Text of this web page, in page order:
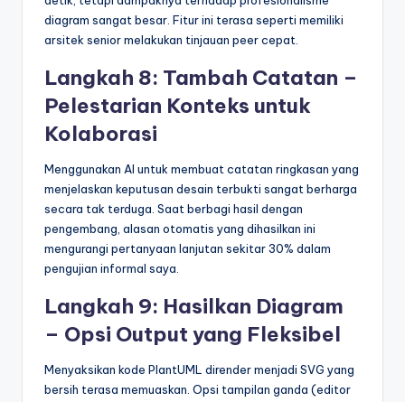
diagram sangat besar. Fitur ini terasa seperti memiliki
arsitek senior melakukan tinjauan peer cepat.
Langkah 8: Tambah Catatan –
Pelestarian Konteks untuk
Kolaborasi
Menggunakan AI untuk membuat catatan ringkasan yang
menjelaskan keputusan desain terbukti sangat berharga
secara tak terduga. Saat berbagi hasil dengan
pengembang, alasan otomatis yang dihasilkan ini
mengurangi pertanyaan lanjutan sekitar 30% dalam
pengujian informal saya.
Langkah 9: Hasilkan Diagram
– Opsi Output yang Fleksibel
Menyaksikan kode PlantUML dirender menjadi SVG yang
bersih terasa memuaskan. Opsi tampilan ganda (editor